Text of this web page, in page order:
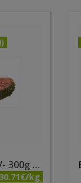
Burger agneau bio +/- 300g - PQA
30.71€/kg